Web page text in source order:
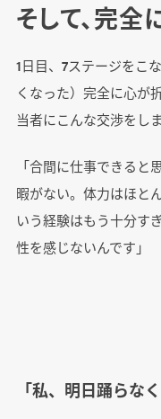
そして、完
1日目、7ステージをこ
くなった）完全に心が
当者にこんな交渉をしま
「合間に仕事できると
暇がない。体力はほと
いう経験はもう十分す
性を感じないんです」
「私、明日踊らな